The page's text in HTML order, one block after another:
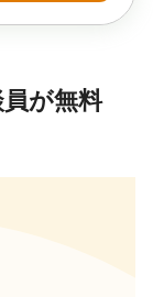
が無料